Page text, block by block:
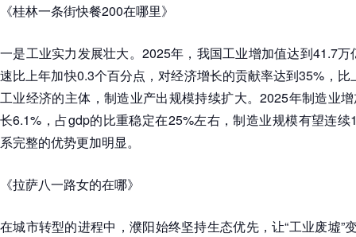
《桂林一条街快餐200在哪里》
一是工业实力发展壮大。2025年，我国工业增加值达到41.7
速比上年加快0.3个百分点，对经济增长的贡献率达到35%，
工业经济的主体，制造业产出规模持续扩大。2025年制造业
长6.1%，占gdp的比重稳定在25%左右，制造业规模有望连
系完整的优势更加明显。
《拉萨八一路女的在哪》
在城市转型的进程中，濮阳始终坚持生态优先，让“工业废墟”